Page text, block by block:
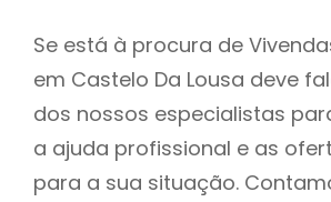
Se está à procura de
em Castelo Da Lousa deve
dos nossos especialistas
a ajuda profissional e as
para a sua situação.